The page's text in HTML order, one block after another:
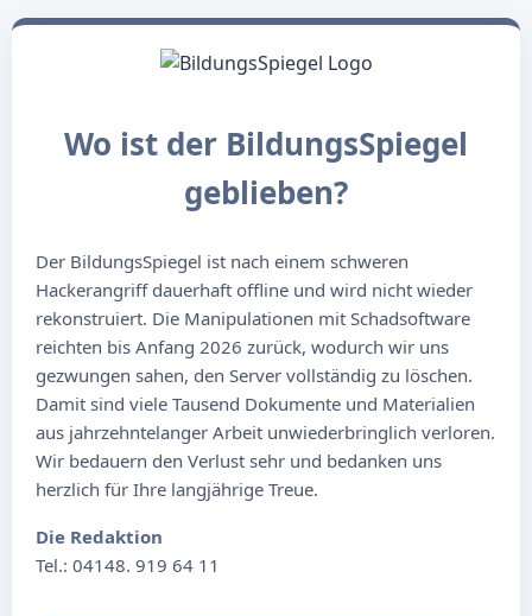
Wo ist der BildungsSpiegel
geblieben?
Der BildungsSpiegel ist nach einem schweren
Hackerangriff dauerhaft offline und wird nicht wieder
rekonstruiert. Die Manipulationen mit Schadsoftware
reichten bis Anfang 2026 zurück, wodurch wir uns
gezwungen sahen, den Server vollständig zu löschen.
Damit sind viele Tausend Dokumente und Materialien
aus jahrzehntelanger Arbeit unwiederbringlich verloren.
Wir bedauern den Verlust sehr und bedanken uns
herzlich für Ihre langjährige Treue.
Die Redaktion
Tel.: 04148. 919 64 11